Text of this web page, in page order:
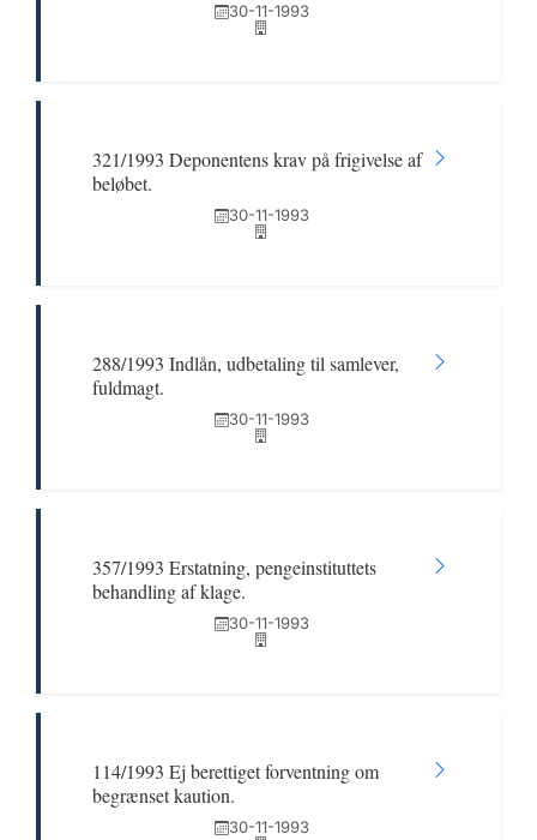
30-11-1993
321/1993 Deponentens krav på frigivelse af
beløbet.
30-11-1993
288/1993 Indlån, udbetaling til samlever,
fuldmagt.
30-11-1993
357/1993 Erstatning, pengeinstituttets
behandling af klage.
30-11-1993
114/1993 Ej berettiget forventning om
begrænset kaution.
30-11-1993